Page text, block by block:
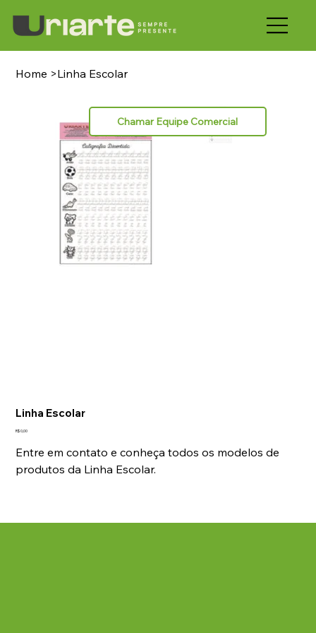
Home >Linha Escolar
Linha Escolar
Preço
R$ 0,00
Entre em contato e conheça todos os modelos de
produtos da Linha Escolar.
Chamar Equipe Comercial